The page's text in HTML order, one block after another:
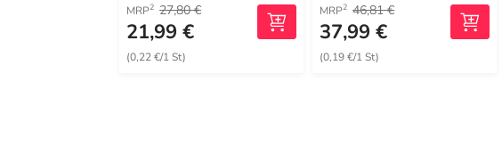
MRP2 27,80 €
21,99 €
(0,22 €/1 St)
MRP2 46,81 €
37,99 €
(0,19 €/1 St)